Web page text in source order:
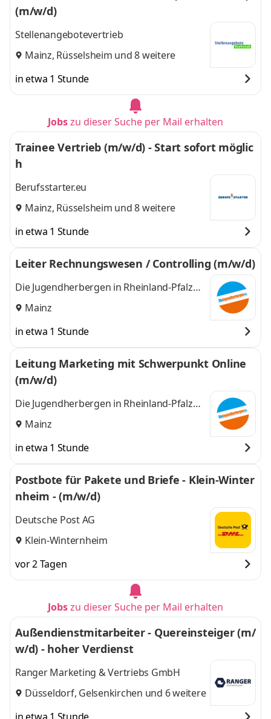
(m/w/d)
Stellenangebotevertrieb
Mainz, Rüsselsheim und 8 weitere
in etwa 1 Stunde
Jobszu dieser Suche per Mail erhalten
Trainee Vertrieb (m/w/d) - Start sofort möglic
h
Berufsstarter.eu
Mainz, Rüsselsheim und 8 weitere
in etwa 1 Stunde
Leiter Rechnungswesen / Controlling (m/w/d)
Die Jugendherbergen in Rheinland-Pfalz
und im Saarland (Zentrale)
Mainz
in etwa 1 Stunde
Leitung Marketing mit Schwerpunkt Online
(m/w/d)
Die Jugendherbergen in Rheinland-Pfalz
und im Saarland (Zentrale)
Mainz
in etwa 1 Stunde
Postbote für Pakete und Briefe - Klein-Winter
nheim - (m/w/d)
Deutsche Post AG
Klein-Winternheim
vor 2 Tagen
Jobszu dieser Suche per Mail erhalten
Außendienstmitarbeiter - Quereinsteiger (m/
w/d) - hoher Verdienst
Ranger Marketing & Vertriebs GmbH
Düsseldorf, Gelsenkirchen und 6 weitere